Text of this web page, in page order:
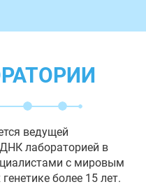
ведущей
лабораторией в
с мировым
более 15 лет.